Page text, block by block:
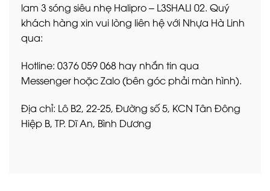
lam 3 sóng siêu nhẹ Halipro – L3SHALI 02. Quý
khách hàng xin vui lòng liên hệ với Nhựa Hà Linh
qua:
Hotline: 0376 059 068 hay nhắn tin qua
Messenger hoặc Zalo (bên góc phải màn hình).
Địa chỉ: Lô B2, 22-25, Đường số 5, KCN Tân Đông
Hiệp B, TP. Dĩ An, Bình Dương